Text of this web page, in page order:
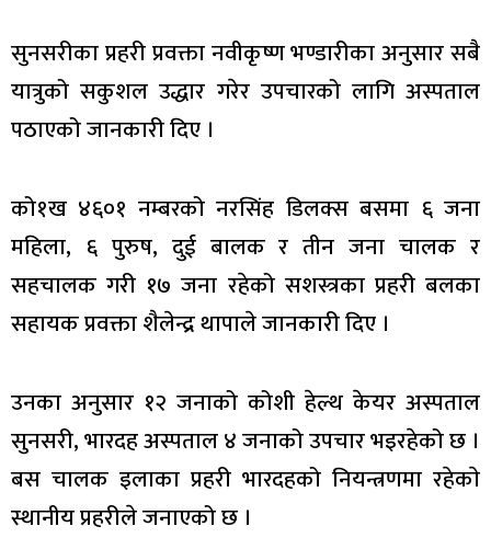
सुनसरीका प्रहरी प्रवक्ता नवीकृष्ण भण्डारीका अनुसार सबै
यात्रुको सकुशल उद्धार गरेर उपचारको लागि अस्पताल
पठाएको जानकारी दिए ।
को१ख ४६०१ नम्बरको नरसिंह डिलक्स बसमा ६ जना
महिला, ६ पुरुष, दुई बालक र तीन जना चालक र
सहचालक गरी १७ जना रहेको सशस्त्रका प्रहरी बलका
सहायक प्रवक्ता शैलेन्द्र थापाले जानकारी दिए ।
उनका अनुसार १२ जनाको कोशी हेल्थ केयर अस्पताल
सुनसरी, भारदह अस्पताल ४ जनाको उपचार भइरहेको छ ।
बस चालक इलाका प्रहरी भारदहको नियन्त्रणमा रहेकाे
स्थानीय प्रहरीले जनाएको छ ।